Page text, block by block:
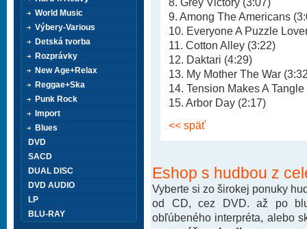
9. Among The Americans
10. Everyone A Puzzle
11. Cotton Alley (3:22)
12. Daktari (4:29)
13. My Mother The War
14. Tension Makes A Tangle
15. Arbor Day (2:17)
<< späť
Eshop s hudbou z
Vyberte si zo širokej ponuky
od CD, cez DVD. až po
obľúbeného interpréta, alebo
World Music
Výbery-Various
Detská tvorba
Rozprávky
New Age+Relax
Reggae+Ska
Punk Rock
Import
Blues
DVD
SACD
DUAL DISC
DVD AUDIO
LP
BLU-RAY